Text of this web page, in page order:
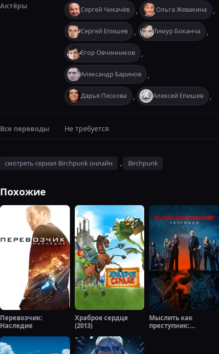
Актёры Сергей Чихачёв , Ольга Жевакина ,
Сергей Епишев , Тимур Боканча ,
Егор Овчинников ,
Александр Баринов ,
Дарья Пескова , Алексей Епишев ,
Все переводы Не требуется
смотреть сериал Birchpunk онлайн , Birchpunk
Похожие
Перевозчик:
Наследие
Храброе сердце
(2013)
Мыслить как
преступник: